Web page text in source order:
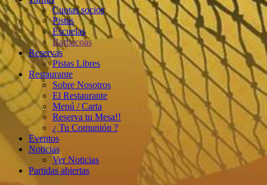
Cuotas socios
Pistas
Escuelas
Barbacoas
Reservas
Pistas Libres
Restaurante
Sobre Nosotros
El Restaurante
Menú / Carta
Reserva tu Mesa!!
¿ Tu Comunión ?
Eventos
Noticias
Ver Noticias
Partidas abiertas